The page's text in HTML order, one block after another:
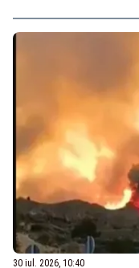
30 iul. 2026, 10:40